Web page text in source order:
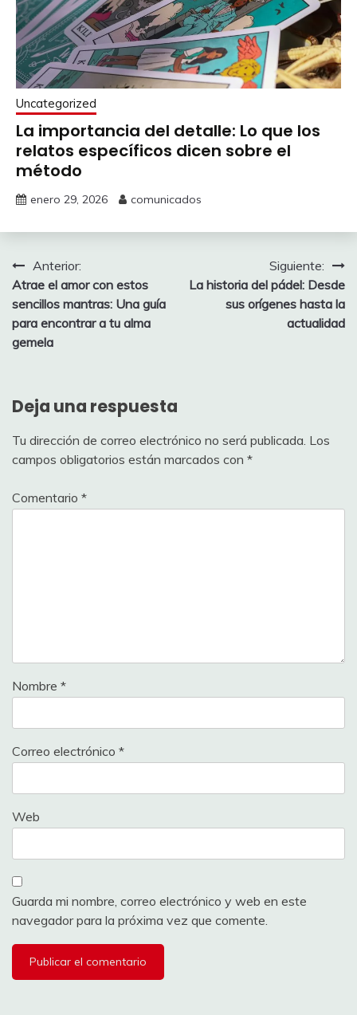
Uncategorized
La importancia del detalle: Lo que los
relatos específicos dicen sobre el
método
enero 29, 2026 comunicados
Navegación
de
entradas
Anterior:
Atrae el amor con estos
sencillos mantras: Una guía
para encontrar a tu alma
gemela
Siguiente:
La historia del pádel: Desde
sus orígenes hasta la
actualidad
Deja una respuesta
Tu dirección de correo electrónico no será publicada. Los
campos obligatorios están marcados con *
Comentario *
Nombre *
Correo electrónico *
Web
Guarda mi nombre, correo electrónico y web en este
navegador para la próxima vez que comente.